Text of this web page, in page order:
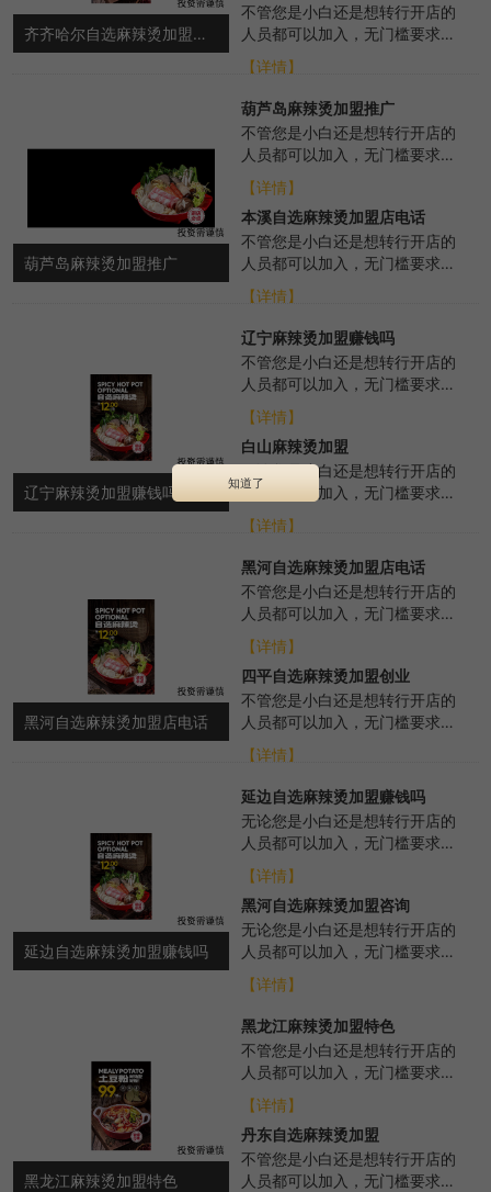
齐齐哈尔自选麻辣烫加盟费用
不管您是小白还是想转行开店的
人员都可以加入，无门槛要求，
总部会从各个方面进行扶持，帮
助选址布局、培训...
【详情】
葫芦岛麻辣烫加盟推广
葫芦岛麻辣烫加盟推广
不管您是小白还是想转行开店的
人员都可以加入，无门槛要求，
我们总部会从各个方面进行扶
持，帮助选址布局、...
【详情】
本溪自选麻辣烫加盟店电话
不管您是小白还是想转行开店的
人员都可以加入，无门槛要求，
我们总部会从各个方面进行扶
持，帮助选址布局、...
【详情】
辽宁麻辣烫加盟赚钱吗
辽宁麻辣烫加盟赚钱吗
不管您是小白还是想转行开店的
人员都可以加入，无门槛要求，
我们总部会从各个方面进行扶
持，帮助选址布局、...
【详情】
白山麻辣烫加盟
无论您是小白还是想转行开店的
人员都可以加入，无门槛要求，
总部371度各个方面的扶持，选
址布局、培训、...
【详情】
黑河自选麻辣烫加盟店电话
黑河自选麻辣烫加盟店电话
不管您是小白还是想转行开店的
人员都可以加入，无门槛要求，
我们总部会从各个方面进行扶
持，帮助选址布局、...
【详情】
四平自选麻辣烫加盟创业
不管您是小白还是想转行开店的
人员都可以加入，无门槛要求，
品牌会从各个方面进行扶持，帮
助选址布局、培训...
【详情】
延边自选麻辣烫加盟赚钱吗
延边自选麻辣烫加盟赚钱吗
无论您是小白还是想转行开店的
人员都可以加入，无门槛要求，
总部372度各个方面的扶持，选
址布局、培训、...
【详情】
黑河自选麻辣烫加盟咨询
无论您是小白还是想转行开店的
人员都可以加入，无门槛要求，
总部371度各个方面的扶持，选
址布局、培训、...
【详情】
黑龙江麻辣烫加盟特色
黑龙江麻辣烫加盟特色
不管您是小白还是想转行开店的
人员都可以加入，无门槛要求，
我们总部会从各个方面进行扶
持，帮助选址布局、...
【详情】
丹东自选麻辣烫加盟
不管您是小白还是想转行开店的
人员都可以加入，无门槛要求，
知道了